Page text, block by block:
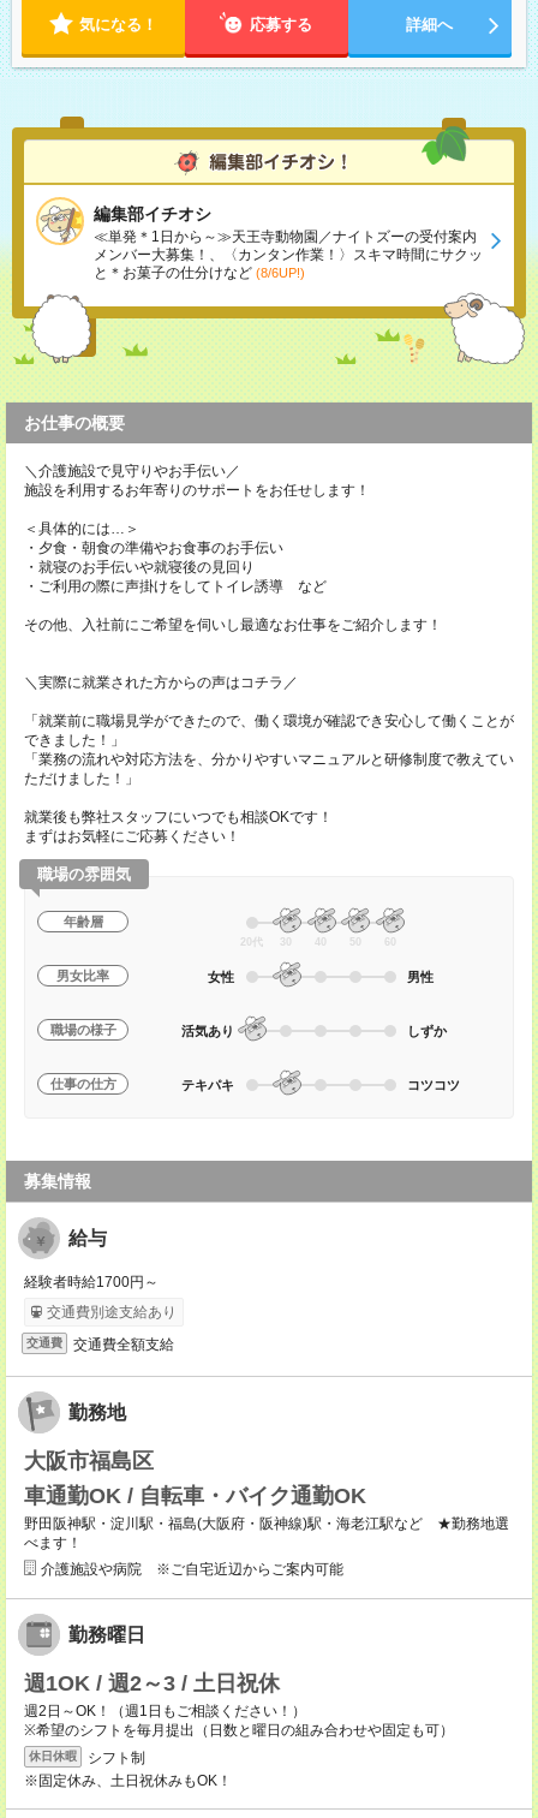
気になる！ 応募する 詳細へ
編集部イチオシ
≪単発＊1日から～≫天王寺動物園／ナイトズーの受付案内
メンバー大募集！、〈カンタン作業！〉スキマ時間にサクッ
と＊お菓子の仕分けなど (8/6UP!)
お仕事の概要
＼介護施設で見守りやお手伝い／
施設を利用するお年寄りのサポートをお任せします！
＜具体的には…＞
・夕食・朝食の準備やお食事のお手伝い
・就寝のお手伝いや就寝後の見回り
・ご利用の際に声掛けをしてトイレ誘導 など
その他、入社前にご希望を伺いし最適なお仕事をご紹介します！
＼実際に就業された方からの声はコチラ／
「就業前に職場見学ができたので、働く環境が確認でき安心して働くことが
できました！」
「業務の流れや対応方法を、分かりやすいマニュアルと研修制度で教えてい
ただけました！」
就業後も弊社スタッフにいつでも相談OKです！
まずはお気軽にご応募ください！
職場の雰囲気
年齢層
20代 30 40 50 60
男女比率 女性 男性
職場の様子 活気あり しずか
仕事の仕方 テキパキ コツコツ
募集情報
給与
経験者時給1700円～
交通費別途支給あり
交通費 交通費全額支給
勤務地
大阪市福島区
車通勤OK / 自転車・バイク通勤OK
野田阪神駅・淀川駅・福島(大阪府・阪神線)駅・海老江駅など ★勤務地選
べます！
介護施設や病院 ※ご自宅近辺からご案内可能
勤務曜日
週1OK / 週2～3 / 土日祝休
週2日～OK！（週1日もご相談ください！）
※希望のシフトを毎月提出（日数と曜日の組み合わせや固定も可）
休日休暇
シフト制
※固定休み、土日祝休みもOK！